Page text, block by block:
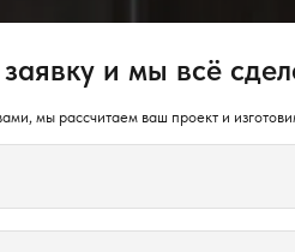
и мы всё
мы рассчитаем ваш проект и